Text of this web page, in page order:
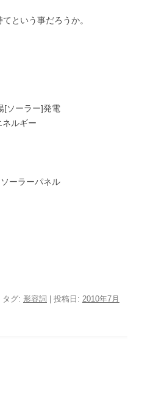
という事だろうか。
[ソーラー]発電
ネルギー
ーラーパネル
| タグ: 形容詞 | 投稿日: 2010年7月